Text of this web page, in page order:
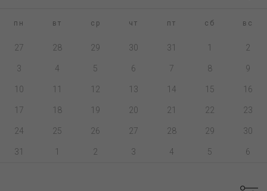
пн вт ср чт пт сб вс
27 28 29 30 31 1 2
3 4 5 6 7 8 9
10 11 12 13 14 15 16
17 18 19 20 21 22 23
24 25 26 27 28 29 30
31 1 2 3 4 5 6